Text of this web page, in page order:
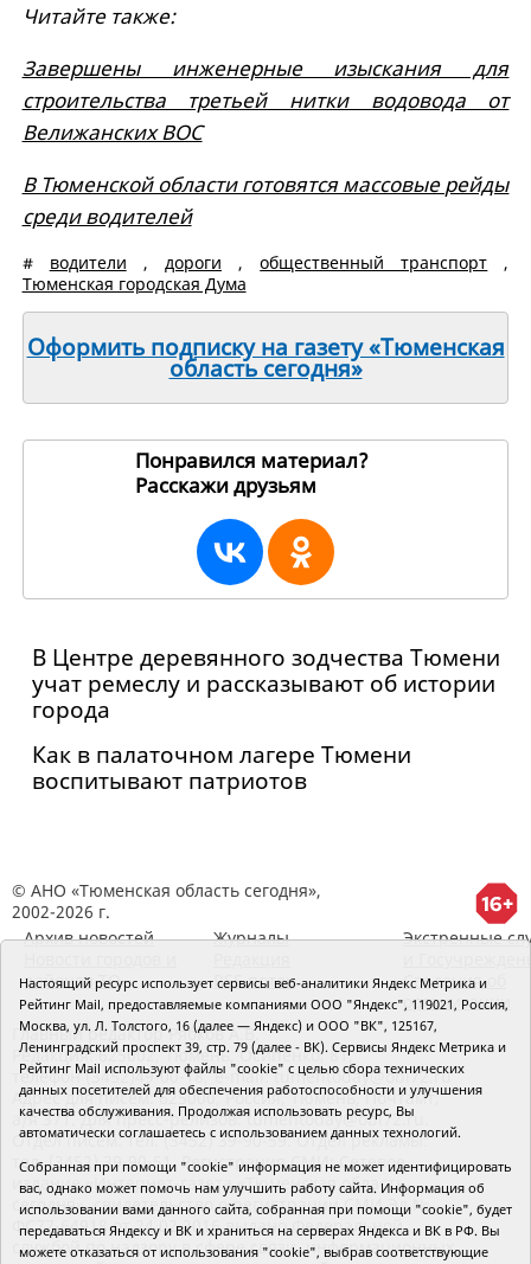
Читайте также:
Завершены инженерные изыскания для
строительства третьей нитки водовода от
Велижанских ВОС
В Тюменской области готовятся массовые рейды
среди водителей
# водители , дороги ,общественный транспорт ,
Тюменская городская Дума
Оформить подписку на газету «Тюменская
область сегодня»
Понравился материал?
Расскажи друзьям
В Центре деревянного зодчества Тюмени
учат ремеслу и рассказывают об истории
города
Как в палаточном лагере Тюмени
воспитывают патриотов
© АНО «Тюменская область сегодня»,
2002-2026 г.
Архив новостей
районов ТО
Журналы
RSS поток
Экстренные
Сведения об
организации
Главный редактор Рябков А.В.
Редакция: 625002, Тюмень, Осипенко, 81,
телефон (3452)49-00-18, e-mail: tumentoday@obl72.ru
Адрес для писем: 625000, Россия, Тюмень, Почтамт,
а/я 371. Для пресс-релизов: tumentoday@obl72.ru.
Отдел писем: тел. (3452) 39-90-59. Отдел рекламы:
тел. (3452) 39-90-51. Регистрация СМИ: Сетевое
издание «Интернет-газета «Тюменская область
сегодня», свидетельство о регистрации СМИ Эл №
ФС77-64918 от 24.02.2016 выдано Федеральной
службой по надзору в сфере связи, информационных
Настоящий ресурс использует сервисы веб-аналитики Яндекс Метрика и
Рейтинг Mail, предоставляемые компаниями ООО "Яндекс", 119021, Россия,
Москва, ул. Л. Толстого, 16 (далее — Яндекс) и ООО "ВК", 125167,
Ленинградский проспект 39, стр. 79 (далее - ВК). Сервисы Яндекс Метрика и
Рейтинг Mail используют файлы "cookie" с целью сбора технических
данных посетителей для обеспечения работоспособности и улучшения
качества обслуживания. Продолжая использовать ресурс, Вы
автоматически соглашаетесь с использованием данных технологий.
Собранная при помощи "cookie" информация не может идентифицировать
вас, однако может помочь нам улучшить работу сайта. Информация об
использовании вами данного сайта, собранная при помощи "cookie", будет
передаваться Яндексу и ВК и храниться на серверах Яндекса и ВК в РФ. Вы
можете отказаться от использования "cookie", выбрав соответствующие